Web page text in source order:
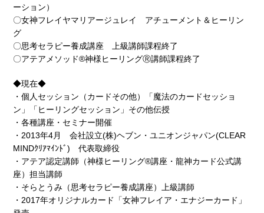
ーション）
〇女神フレイヤマリアージュレイ アチューメント＆ヒーリン
グ
〇思考セラピー養成講座 上級講師課程終了
〇アテアメソッド®神様ヒーリングⓇ講師課程終了
◆現在◆
・個人セッション（カードその他）「魔法のカードセッショ
ン」「ヒーリングセッション」その他伝授
・各種講座・セミナー開催
・2013年4月 会社設立(株)ヘブン・ユニオンジャパン(CLEAR
MINDｸﾘｱﾏｲﾝﾄﾞ) 代表取締役
・アテア認定講師（神様ヒーリング®講座・龍神カード公式講
座）担当講師
・そらとうみ（思考セラピー養成講座）上級講師
・2017年オリジナルカード「女神フレイア・エナジーカード」